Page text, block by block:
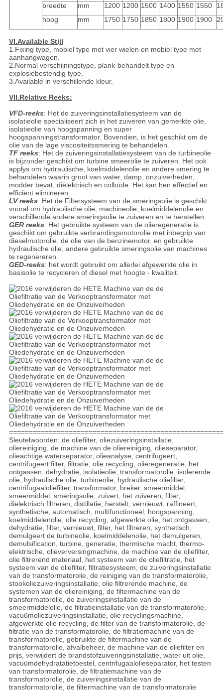
breedte mm 1200 1200 1500 1400 1550 1550
hoog
mm 1750 1750 1850 1800 1900 1900
VI.Available Stijl
1.Fixing type, mobiel type met vier wielen en mobiel type met
aanhangwagen.
2.Normal verschijningstype, plank-behandelt type en
explosiebestendig type.
3.Available in verschillende kleur.
VII.Relative Reeks:
VFD-reeks: Het de zuiveringsinstallatiesysteem van de
isolatieolie specialiseert zich in het zuiveren van gemerkte olie,
isolatieolie van hoogspanning en super
hoogspanningstransformator. Bovendien, is het geschikt om de
olie van de lage viscositeitssmering te behandelen.
TF reeks: Het de zuiveringsinstallatiesysteem van de turbineolie
is bijzonder geschikt om turbine smeerolie te zuiveren. Het ook
applys om hydraulische, koelmiddelenolie en andere smering te
behandelen waarin groot van water, damp, onzuiverheden,
modder bevat, diëlektrisch en colloïde. Het kan hen effectief en
efficiënt elimineren.
LV reeks: Het de Filtersysteem van de smeringsolie is geschikt
vooral om hydraulische olie, machineolie, koelmiddelenolie en
verschillende andere smeringsolie te zuiveren en te herstellen.
GER reeks: Het gebruikte systeem van de olieregeneratie is
geschikt om gebruikte verbrandingsmotorolie met inbegrip van
dieselmotorolie, de olie van de benzinemotor, en gebruikte
hydraulische olie, andere gebruikte smeringsolie van machines
te regenereren.
GED-reeks: het wordt gebruikt om allerlei afgewerkte olie in
basisolie te recycleren of diesel met hoogte - kwaliteit.
Sleutelwoorden: de oliefilter, oliezuiveringsinstallatie,
oliereiniging, de machine van de oliereiniging, olieseparator,
olieachtige waterseparator, olieanalyse, centrifugeert,
centrifugeert filter, filtratie, olie recycling, olieregeneratie, het
ontgassen, dehydratie, isolatieolie, transformatorolie, isolerende
olie, hydraulische olie, turbineolie, hydraulische oliefilter,
centrifugaaloliefilter, transformator, breker, smeermiddel,
smeermiddel, smeringsolie, zuivert, het zuiveren, filter,
diëlektrisch filtreren, distillatie, herstelt, vernieuwt, raffineert,
synthetische, automatisch, multifunctioneel, hoogspanning,
koelmiddelenolie, olie recycling, afgewerkte olie, het ontgassen,
dehydratie, filter, vernieuwt, filter, het filtreren, synthetisch,
demulgeert de turbineolie, koelmiddelenolie, het demulgeren,
demulsification, turbine, generatie, thermische macht, thermo-
elektrische, olieverversingmachine, de machine van de oliefilter,
olie filtrerend materiaal, het systeem van de oliefiltratie, het
systeem van de oliefilter, filtratiesysteem, de zuiveringsinstallatie
van de transformatorolie, de reiniging van de transformatorolie,
stookoliezuiveringsinstallatie, olie filtrerende machine, de
systemen van de oliereiniging, de filtermachine van de
transformatorolie, de zuiveringsinstallatie van de
smeermiddelolie, de filtratieinstallatie van de transformatorolie,
vacuümoliezuiveringsinstallatie, olie recyclingsmachine,
afgewerkte olie recycling, de filter van de transformatorolie, de
filtratie van de transformatorolie, de filtratiemachine van de
transformatorolie, gebruikte de filtermachine van de
transformatorolie, afvalbeheer, de machine van de oliefilter en
prijs, verwijdert de brandstofzuiveringsinstallatie, water uit olie,
vacuümdehydratatietoestel, centrifugaalolieseparator, het testen
van transformatorolie, de filtratiemachine van de
transformatorolie, de zuiveringsinstallatie van de
transformatorolie, de filtermachine van de transformatorolie